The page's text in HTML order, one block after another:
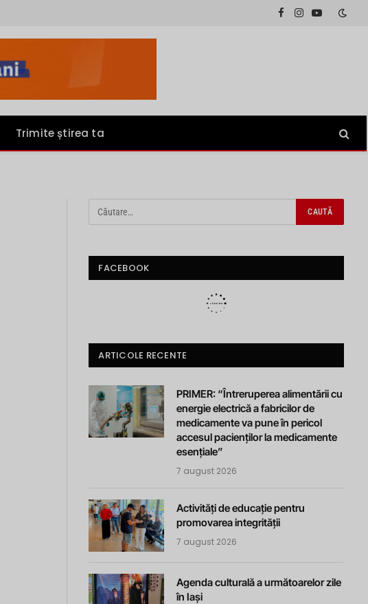
Facebook
InstagramYouTube
Trimite știrea ta
FACEBOOK
ARTICOLE RECENTE
PRIMER: “Întreruperea alimentării cu
energie electrică a fabricilor de
medicamente va pune în pericol
accesul pacienților la medicamente
esențiale”
7 august 2026
Activități de educație pentru
promovarea integrității
7 august 2026
Agenda culturală a următoarelor zile
în Iași